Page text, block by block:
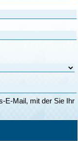
E-Mail, mit der Sie Ihr